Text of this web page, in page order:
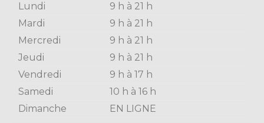
Lundi
9 h à 21 h
Mardi
9 h à 21 h
Mercredi
9 h à 21 h
Jeudi
9 h à 21 h
Vendredi
9 h à 17 h
Samedi
10 h à 16 h
Dimanche
EN LIGNE